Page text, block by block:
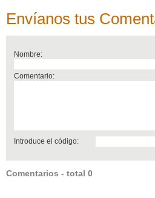
Envíanos tus
Nombre:
Comentario:
Introduce el código:
Comentarios - total 0